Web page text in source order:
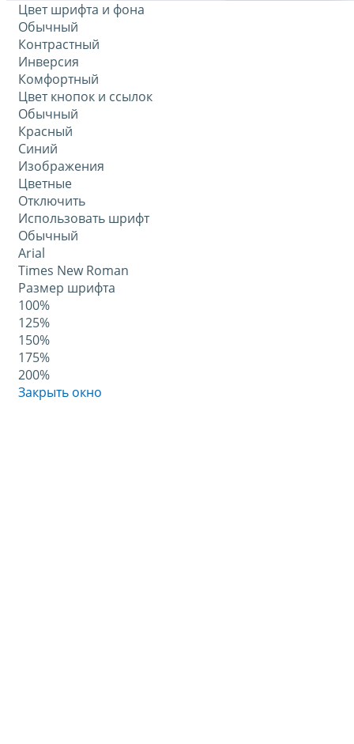
Цвет шрифта и фона
Обычный
Контрастный
Инверсия
Комфортный
Цвет кнопок и ссылок
Обычный
Красный
Синий
Изображения
Цветные
Отключить
Использовать шрифт
Обычный
Arial
Times New Roman
Размер шрифта
100%
125%
150%
175%
200%
Закрыть окно